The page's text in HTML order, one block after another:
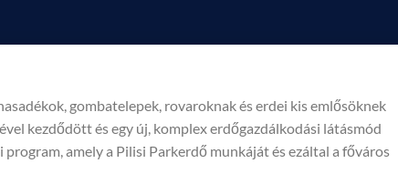
gombatelepek, rovaroknak és erdei kis emlősöknek
kezdődött és egy új, komplex erdőgazdálkodási látásmód
amely a Pilisi Parkerdő munkáját és ezáltal a főváros